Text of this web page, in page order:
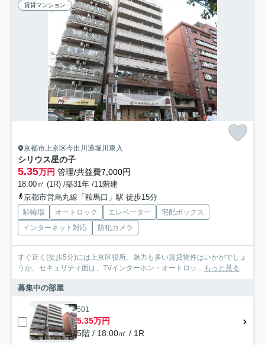
賃貸マンション
京都市上京区今出川通堀川東入
シリウス星の子
5.35万円 管理/共益費7,000円
18.00㎡ (1R) /築31年 /11階建
京都市営烏丸線「鞍馬口」駅 徒歩15分
駐輪場 オートロック エレベーター
宅配ボックス
インターネット対応
防犯カメラ
すぐ近く(徒歩5分)には上京区役所。魅力も多い賃貸物件はいかがでしょ
うか。セキュリティ面は、TVインターホン・オートロッ... もっと見る
募集中の部屋
501
5.35万円
5階 / 18.00㎡ / 1R